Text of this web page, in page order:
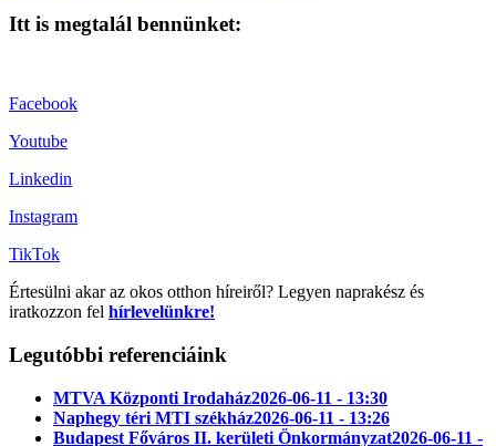
Itt is megtalál bennünket:
Facebook
Youtube
Linkedin
Instagram
TikTok
Értesülni akar az okos otthon híreiről? Legyen naprakész és
iratkozzon fel hírlevelünkre!
Legutóbbi referenciáink
MTVA Központi Irodaház2026-06-11 - 13:30
Naphegy téri MTI székház2026-06-11 - 13:26
Budapest Főváros II. kerületi Önkormányzat2026-06-11 -